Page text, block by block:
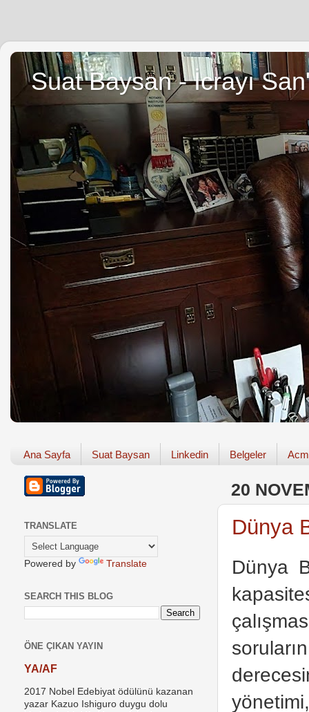
Suat Baysan - İcrayı
Ana Sayfa Suat Baysan Linkedin Belgeler
20
Dünya
Dünya
TRANSLATE
Powered by Translate
SEARCH THIS BLOG
ÖNE ÇIKAN YAYIN
YA/AF
2017 Nobel Edebiyat ödülünü kazanan
yazar Kazuo Ishiguro duygu dolu